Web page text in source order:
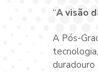
“A visão
A Pós-
duradouro